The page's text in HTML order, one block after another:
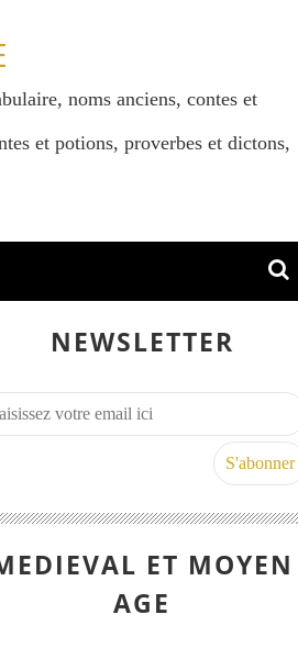
noms anciens, contes et
et potions, proverbes et dictons,
NEWSLETTER
ET MOYEN
AGE